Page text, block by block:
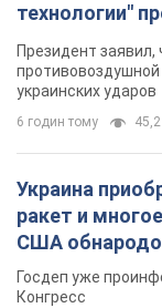
технологии"
Президент
украинских ударов
6 годин тому 45,2
Украина
ракет и
США
Госдеп уже
Конгресс